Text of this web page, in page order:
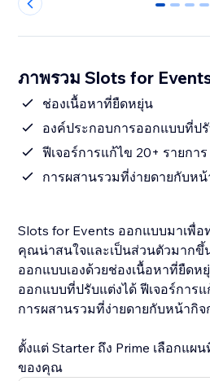
0 1 2 3
ภาพรวม Slots for
ช่องเนื้อหาที่ยืดหยุ่น
องค์ประกอบการออกแบบที่ป
ฟีเจอร์การแก้ไข 20+ รายการ
การผสานรวมที่ง่ายดายกับหน้
Slots for Events ออกแบบมาเพื่
คุณน่าสนใจและเป็นส่วนตัวมากขึ้
ออกแบบเองด้วยช่องเนื้อหาที่ยืดห
ออกแบบที่ปรับแต่งได้ ฟีเจอร์การ
การผสานรวมที่ง่ายดายกับหน้ากิจ
ตั้งแต่ Starter ถึง Prime เลือกแผ
ของคุณ